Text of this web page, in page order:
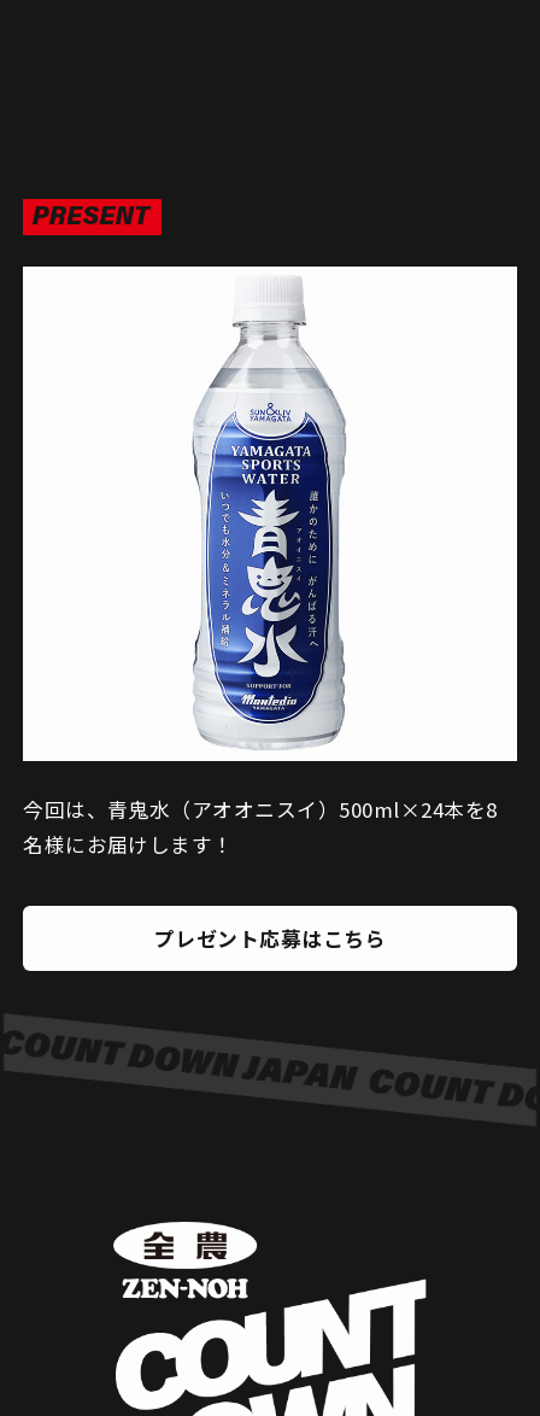
今回は、青鬼水（アオオニスイ）500ml×24本を8
名様にお届けします！
プレゼント応募はこちら